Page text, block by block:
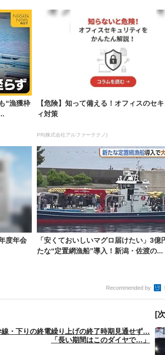
“漁獲枠
【危険】知って備える！オフィスのセ
ィ対策
PR(株式会社アルファーテクノ)
度年会
「安くておいしいマグロ届けたい」3億
たな“定置網漁船”導入！新潟・佐渡の...
Recommended by
[
線・下りの終電繰り上げの終了時期見通せず…
「長い期間はこのダイヤで…」